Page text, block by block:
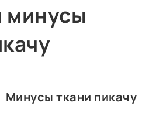
Минусы ткани пикачу